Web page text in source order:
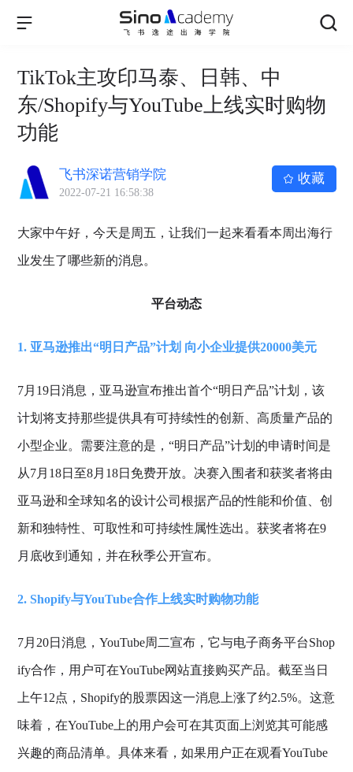
TikTok主攻印马泰、日韩、中
东/Shopify与YouTube上线实时购物
功能
飞书深诺营销学院
2022-07-21 16:58:38
收藏
大家中午好，今天是周五，让我们一起来看看本周出海行
业发生了哪些新的消息。
平台动态
1. 亚马逊推出“明日产品”计划 向小企业提供20000美元
7月19日消息，亚马逊宣布推出首个“明日产品”计划，该
计划将支持那些提供具有可持续性的创新、高质量产品的
小型企业。需要注意的是，“明日产品”计划的申请时间是
从7月18日至8月18日免费开放。决赛入围者和获奖者将由
亚马逊和全球知名的设计公司根据产品的性能和价值、创
新和独特性、可取性和可持续性属性选出。获奖者将在9
月底收到通知，并在秋季公开宣布。
2. Shopify与YouTube合作上线实时购物功能
7月20日消息，YouTube周二宣布，它与电子商务平台Shop
ify合作，用户可在YouTube网站直接购买产品。截至当日
上午12点，Shopify的股票因这一消息上涨了约2.5%。这意
味着，在YouTube上的用户会可在其页面上浏览其可能感
兴趣的商品清单。具体来看，如果用户正在观看YouTube